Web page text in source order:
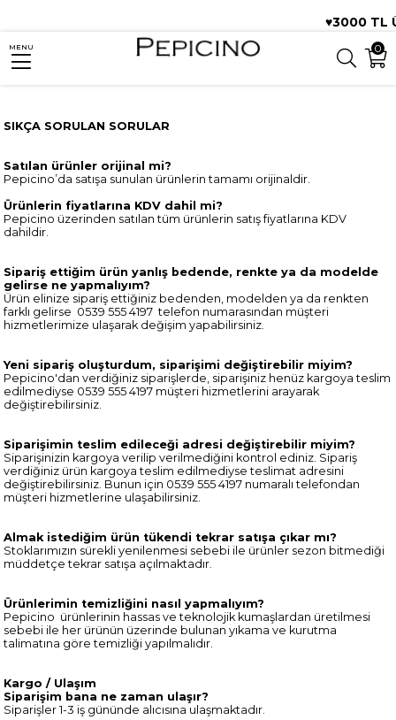
♥️3000 TL
0
MENU
SIKÇA SORULAN SORULAR
Satılan ürünler orijinal mi?
Pepicino’da satışa sunulan ürünlerin tamamı orijinaldir.
Ürünlerin fiyatlarına KDV dahil mi?
Pepicino üzerinden satılan tüm ürünlerin satış fiyatlarına KDV
dahildir.
Sipariş ettiğim ürün yanlış bedende, renkte ya da modelde
gelirse ne yapmalıyım?
Ürün elinize sipariş ettiğiniz bedenden, modelden ya da renkten
farklı gelirse 0539 555 4197 telefon numarasından müşteri
hizmetlerimize ulaşarak değişim yapabilirsiniz.
Yeni sipariş oluşturdum, siparişimi değiştirebilir miyim?
Pepicino'dan verdiğiniz siparişlerde, siparişiniz henüz kargoya teslim
edilmediyse 0539 555 4197 müşteri hizmetlerini arayarak
değiştirebilirsiniz.
Siparişimin teslim edileceği adresi değiştirebilir miyim?
Siparişinizin kargoya verilip verilmediğini kontrol ediniz. Sipariş
verdiğiniz ürün kargoya teslim edilmediyse teslimat adresini
değiştirebilirsiniz. Bunun için 0539 555 4197 numaralı telefondan
müşteri hizmetlerine ulaşabilirsiniz.
Almak istediğim ürün tükendi tekrar satışa çıkar mı?
Stoklarımızın sürekli yenilenmesi sebebi ile ürünler sezon bitmediği
müddetçe tekrar satışa açılmaktadır.
Ürünlerimin temizliğini nasıl yapmalıyım?
Pepicino ürünlerinin hassas ve teknolojik kumaşlardan üretilmesi
sebebi ile her ürünün üzerinde bulunan yıkama ve kurutma
talimatına göre temizliği yapılmalıdır.
Kargo / Ulaşım
Siparişim bana ne zaman ulaşır?
Siparişler 1-3 iş gününde alıcısına ulaşmaktadır.